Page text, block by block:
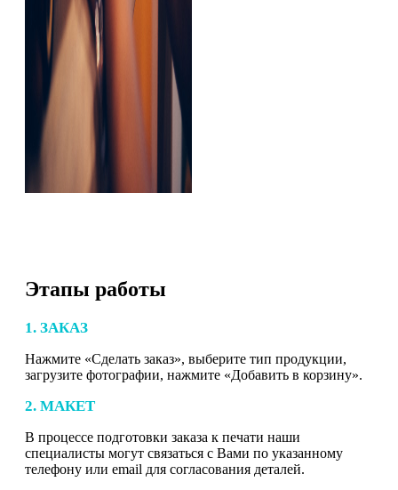
Этапы работы
1. ЗАКАЗ
Нажмите «Сделать заказ», выберите тип продукции,
загрузите фотографии, нажмите «Добавить в корзину».
2. МАКЕТ
В процессе подготовки заказа к печати наши
специалисты могут связаться с Вами по указанному
телефону или email для согласования деталей.